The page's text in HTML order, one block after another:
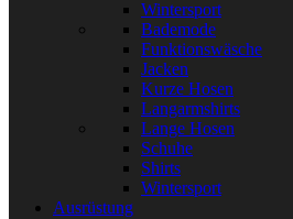
Wintersport
Bademode
Funktionswäsche
Jacken
Kurze Hosen
Langarmshirts
Lange Hosen
Schuhe
Shirts
Wintersport
Ausrüstung